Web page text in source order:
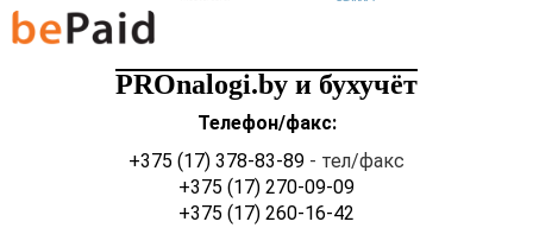
PROnalogi.by и бухучёт
Телефон/факс:
+375 (17) 378-83-89 - тел/факс
+375 (17) 270-09-09
+375 (17) 260-16-42